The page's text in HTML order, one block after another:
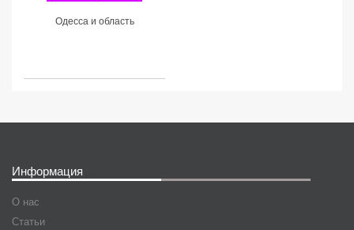
Одесса и область
Информация
О нас
Статьи